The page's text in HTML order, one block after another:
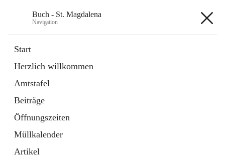
Buch - St. Magdalena
Navigation
Start
Herzlich willkommen
Amtstafel
Beiträge
Öffnungszeiten
Müllkalender
Artikel
11 Schnellzugriffe
Bürgerservice
10 Schnellzugriffe